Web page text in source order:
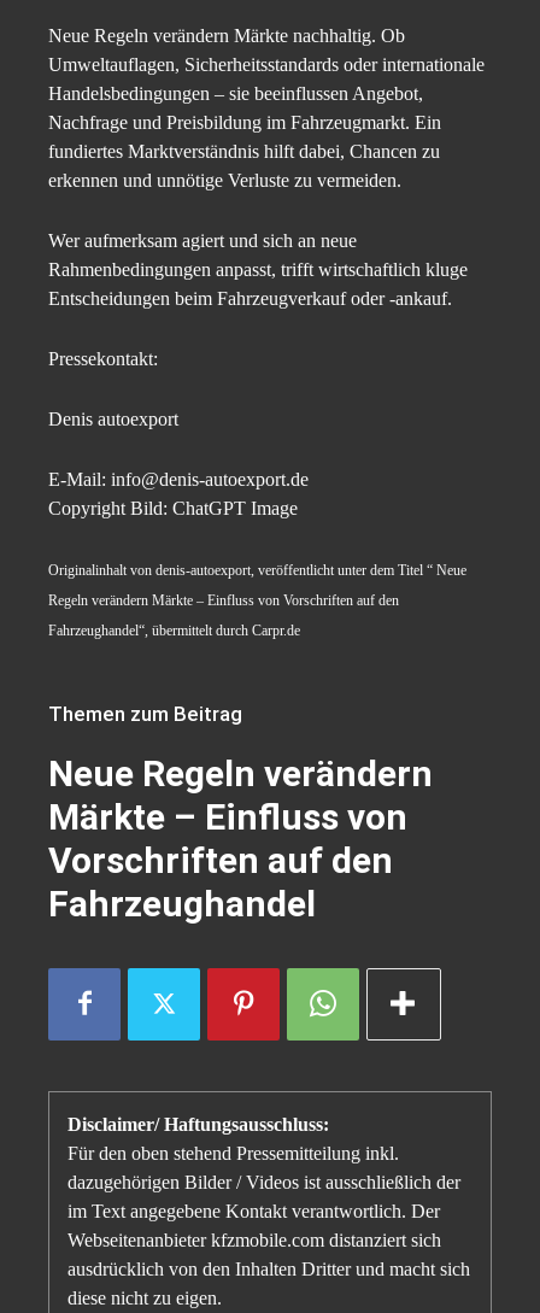
Neue Regeln verändern Märkte nachhaltig. Ob
Umweltauflagen, Sicherheitsstandards oder internationale
Handelsbedingungen – sie beeinflussen Angebot,
Nachfrage und Preisbildung im Fahrzeugmarkt. Ein
fundiertes Marktverständnis hilft dabei, Chancen zu
erkennen und unnötige Verluste zu vermeiden.
Wer aufmerksam agiert und sich an neue
Rahmenbedingungen anpasst, trifft wirtschaftlich kluge
Entscheidungen beim Fahrzeugverkauf oder -ankauf.
Pressekontakt:
Denis autoexport
E-Mail: info@denis-autoexport.de
Copyright Bild: ChatGPT Image
Originalinhalt von denis-autoexport, veröffentlicht unter dem Titel “ Neue
Regeln verändern Märkte – Einfluss von Vorschriften auf den
Fahrzeughandel“, übermittelt durch Carpr.de
Themen zum Beitrag
Neue Regeln verändern
Märkte – Einfluss von
Vorschriften auf den
Fahrzeughandel
Disclaimer/ Haftungsausschluss:
Für den oben stehend Pressemitteilung inkl.
dazugehörigen Bilder / Videos ist ausschließlich der
im Text angegebene Kontakt verantwortlich. Der
Webseitenanbieter kfzmobile.com distanziert sich
ausdrücklich von den Inhalten Dritter und macht sich
diese nicht zu eigen.